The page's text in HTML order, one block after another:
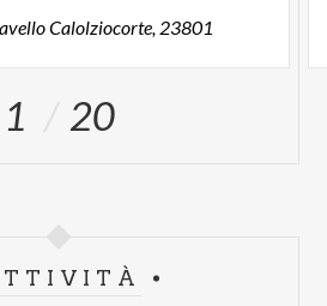
Calolziocorte, 23801
1 20